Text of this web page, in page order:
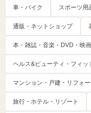
車・バイク スポーツ用
通販・ネットショップ
本・雑誌・音楽・DVD・映
ヘルス&ビューティ・フィッ
マンション・戸建・リフォ
旅行・ホテル・リゾート